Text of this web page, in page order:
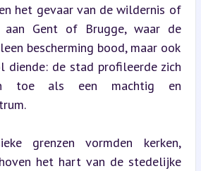
het gevaar van de wildernis of
aan Gent of Brugge, waar de
bescherming bood, maar ook
diende: de stad profileerde zich
toe als een machtig en
grenzen vormden kerken,
het hart van de stedelijke